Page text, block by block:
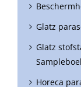
Glatz
Glatz
Horeca